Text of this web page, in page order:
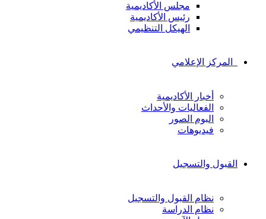
مجلس الأكاديمية
رئيس الأكاديمية
الهيكل التنظيمي
المركز الإعلامي
أخبار الأكاديمية
الفعاليات والأحداث
البوم الصور
فيديوهات
القبول والتسجيل
نظام القبول والتسجيل
نظام الدراسة